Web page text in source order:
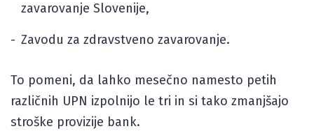
zavarovanje Slovenije,
Zavodu za zdravstveno zavarovanje.
To pomeni, da lahko mesečno namesto petih
različnih UPN izpolnijo le tri in si tako zmanjšajo
stroške provizije bank.